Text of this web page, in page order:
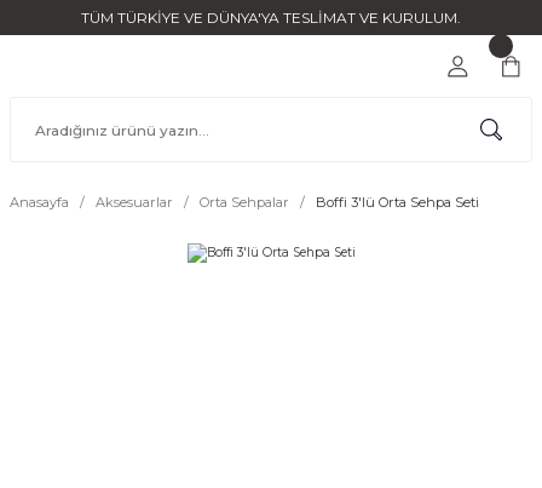
TÜM TÜRKİYE VE DÜNYA'YA TESLİMAT VE KURULUM.
Anasayfa Aksesuarlar Orta Sehpalar Boffi 3'lü Orta Sehpa Seti